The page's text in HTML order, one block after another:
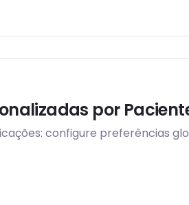
por
configure preferências